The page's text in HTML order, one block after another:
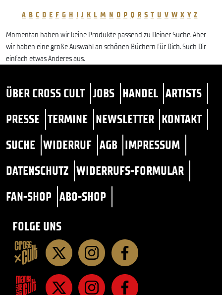
A B C D E F G H I J K L M N O P Q R S T U V W X Y Z
Momentan haben wir keine Produkte passend zu Deiner Suche. Aber
wir haben eine große Auswahl an schönen Büchern für Dich. Such Dir
einfach etwas Anderes aus.
ÜBER CROSS CULT JOBS HANDEL ARTISTS
PRESSE TERMINE NEWSLETTER KONTAKT
SUCHE WIDERRUF AGB IMPRESSUM
DATENSCHUTZ WIDERRUFS-FORMULAR
FAN-SHOP ABO-SHOP
FOLGE UNS